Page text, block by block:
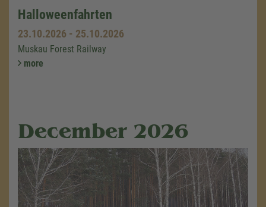
Halloweenfahrten
23.10.2026 - 25.10.2026
Muskau Forest Railway
more
December 2026